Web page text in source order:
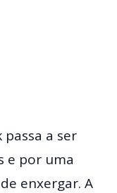
a ser
e por uma
enxergar. A